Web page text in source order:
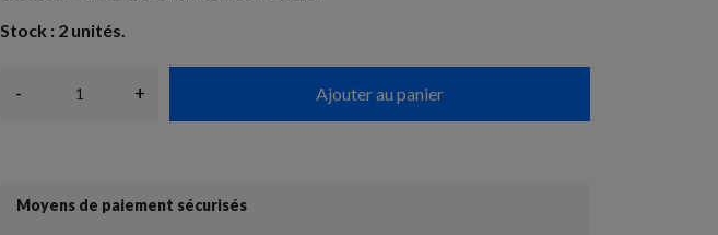
Stock : 2 unités.
- + Ajouter au panier
Moyens de paiement sécurisés